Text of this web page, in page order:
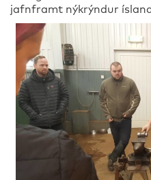
jafnframt nýkrýndur